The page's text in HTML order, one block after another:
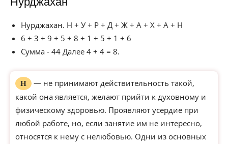
Нурджахан. Н + У + Р + Д + Ж + А + Х + А + Н
6 + 3 + 9 + 5 + 8 + 1 + 5 + 1 + 6
Сумма - 44 Далее 4 + 4 = 8.
Н
— не принимают действительность такой,
какой она является, желают прийти к духовному и
физическому здоровью. Проявляют усердие при
любой работе, но, если занятие им не интересно,
относятся к нему с нелюбовью. Одни из основных